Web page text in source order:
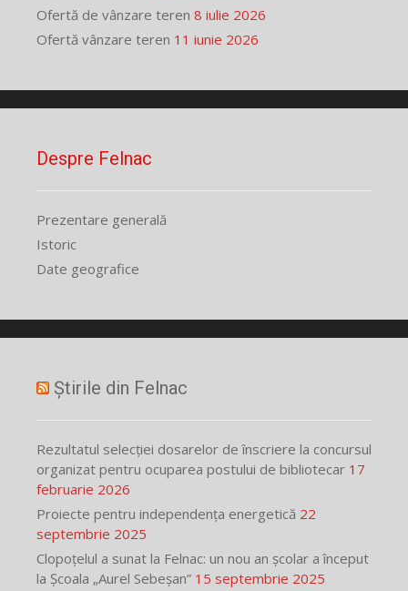
Ofertă de vânzare teren 8 iulie 2026
Ofertă vânzare teren 11 iunie 2026
Despre Felnac
Prezentare generală
Istoric
Date geografice
Știrile din Felnac
Rezultatul selecției dosarelor de înscriere la concursul
organizat pentru ocuparea postului de bibliotecar 17
februarie 2026
Proiecte pentru independența energetică 22
septembrie 2025
Clopoțelul a sunat la Felnac: un nou an școlar a început
la Școala „Aurel Sebeșan” 15 septembrie 2025